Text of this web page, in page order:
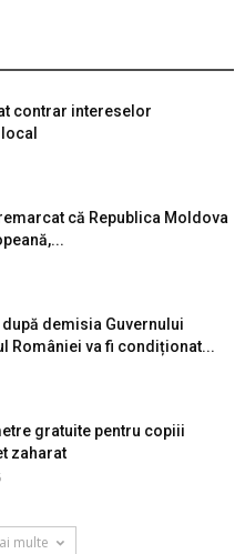
contrar intereselor
că Republica Moldova
demisia Guvernului
României va fi condiționat...
gratuite pentru copiii
zaharat
multe